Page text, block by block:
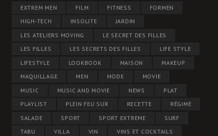
EXTREM MEN
FILM FITNESS
FORMEN
HIGH-TECH
INSOLITE
JARDIN
LES ATELIERS MOVING
LE SECRET DES FILLES
LES FILLES
LES SECRETS DES FILLES
LIFE STYLE
LIFESTYLE
LOOKBOOK MAISON
MAKEUP
MAQUILLAGE
MEN MODE
MOVIE
MUSIC
MUSIC AND MOVIE NEWS
PLAT
PLAYLIST
PLEIN FEU SUR RECETTE
RÉGIME
SALADE
SPORT SPORT EXTREME
SURF
TABU
VILLA VIN VINS ET COCKTAILS